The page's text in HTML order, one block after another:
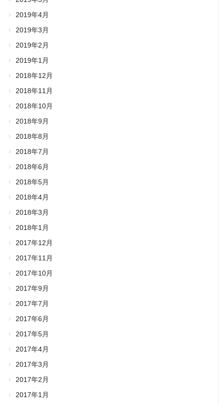
2019年4月
2019年3月
2019年2月
2019年1月
2018年12月
2018年11月
2018年10月
2018年9月
2018年8月
2018年7月
2018年6月
2018年5月
2018年4月
2018年3月
2018年1月
2017年12月
2017年11月
2017年10月
2017年9月
2017年7月
2017年6月
2017年5月
2017年4月
2017年3月
2017年2月
2017年1月